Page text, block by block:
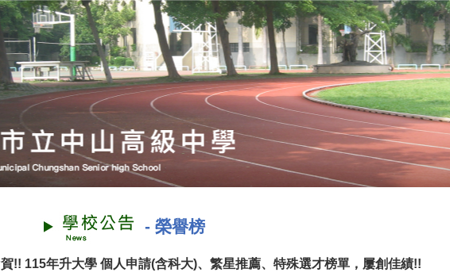
- 榮譽榜
賀!! 115年升大學 個人申請(含科大)、繁星推薦、特殊選才榜單，屢創佳績!!